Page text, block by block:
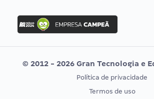
Concurso Ibama
Concurso MPU
Editais publicados
Vunesp
CONCURSOS POR PROFISSÃO
EXAME DE
© 2012 - 2026 Gran Tecnologia e
Política de privacidade
Termos de uso